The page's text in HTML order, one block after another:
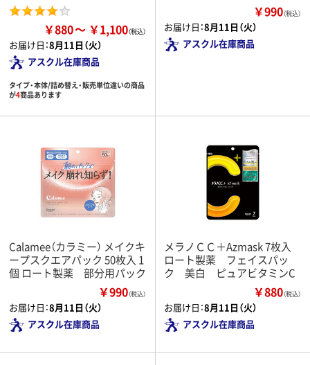
￥880 ￥1,100
お届け日：8月11日（火）
アスクル在庫商品
タイプ・本体/詰め替え・販売単位違いの商品
が4商品あります
￥990（税込）
お届け日：8月11日（火）
アスクル在庫商品
Calamee（カラミー） メイクキ
ープスクエアパック 50枚入 1
個 ロート製薬 部分用パック
￥990（税込）
お届け日：8月11日（火）
アスクル在庫商品
メラノＣＣ＋Azmask 7枚入
ロート製薬 フェイスパッ
ク 美白 ピュアビタミンC
￥880（税込）
お届け日：8月11日（火）
アスクル在庫商品